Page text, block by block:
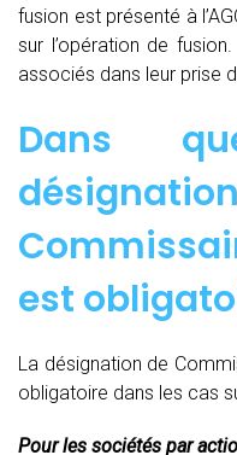
fusion est présenté à
sur l’opération de
associés dans leur prise
Dans
est
La désignation de
obligatoire dans les cas
Pour les sociétés par